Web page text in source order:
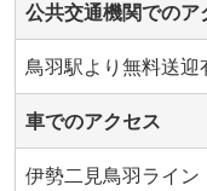
公共交通機関でのア
鳥羽駅より無料送迎
車でのアクセス
伊勢二見鳥羽ライ